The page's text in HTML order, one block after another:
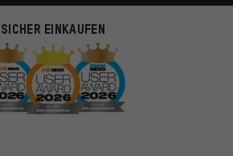
SICHER EINKAUFEN